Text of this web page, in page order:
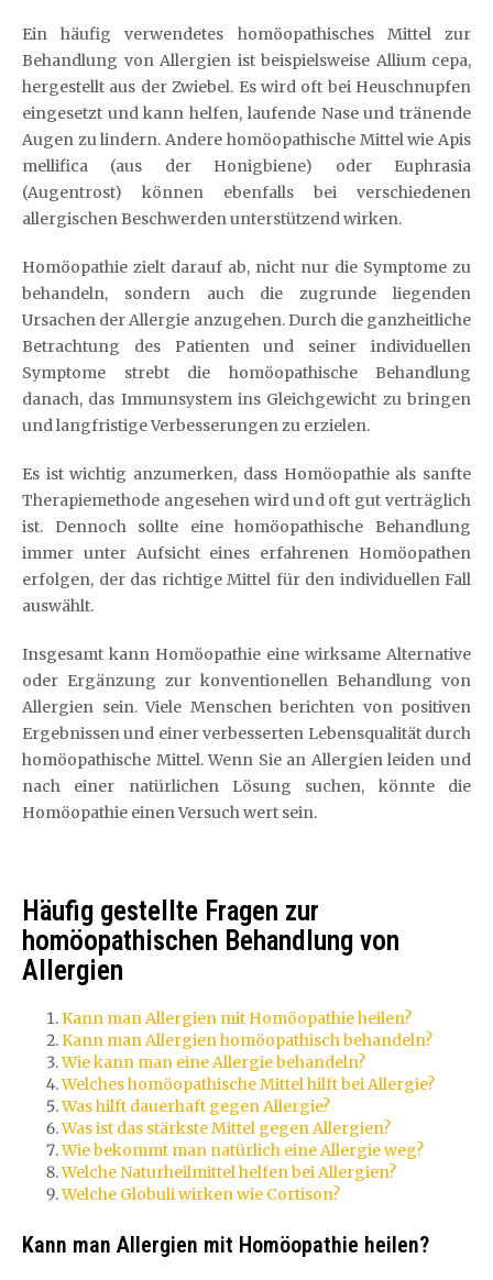
Ein häufig verwendetes homöopathisches Mittel zur
Behandlung von Allergien ist beispielsweise Allium cepa,
hergestellt aus der Zwiebel. Es wird oft bei Heuschnupfen
eingesetzt und kann helfen, laufende Nase und tränende
Augen zu lindern. Andere homöopathische Mittel wie Apis
mellifica (aus der Honigbiene) oder Euphrasia
(Augentrost) können ebenfalls bei verschiedenen
allergischen Beschwerden unterstützend wirken.
Homöopathie zielt darauf ab, nicht nur die Symptome zu
behandeln, sondern auch die zugrunde liegenden
Ursachen der Allergie anzugehen. Durch die ganzheitliche
Betrachtung des Patienten und seiner individuellen
Symptome strebt die homöopathische Behandlung
danach, das Immunsystem ins Gleichgewicht zu bringen
und langfristige Verbesserungen zu erzielen.
Es ist wichtig anzumerken, dass Homöopathie als sanfte
Therapiemethode angesehen wird und oft gut verträglich
ist. Dennoch sollte eine homöopathische Behandlung
immer unter Aufsicht eines erfahrenen Homöopathen
erfolgen, der das richtige Mittel für den individuellen Fall
auswählt.
Insgesamt kann Homöopathie eine wirksame Alternative
oder Ergänzung zur konventionellen Behandlung von
Allergien sein. Viele Menschen berichten von positiven
Ergebnissen und einer verbesserten Lebensqualität durch
homöopathische Mittel. Wenn Sie an Allergien leiden und
nach einer natürlichen Lösung suchen, könnte die
Homöopathie einen Versuch wert sein.
Häufig gestellte Fragen zur
homöopathischen Behandlung von
Allergien
Kann man Allergien mit Homöopathie heilen?
Kann man Allergien homöopathisch behandeln?
Wie kann man eine Allergie behandeln?
Welches homöopathische Mittel hilft bei Allergie?
Was hilft dauerhaft gegen Allergie?
Was ist das stärkste Mittel gegen Allergien?
Wie bekommt man natürlich eine Allergie weg?
Welche Naturheilmittel helfen bei Allergien?
Welche Globuli wirken wie Cortison?
Kann man Allergien mit Homöopathie heilen?